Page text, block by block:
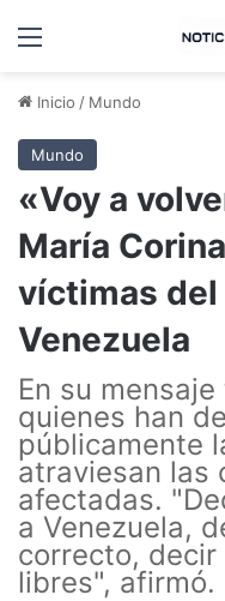
Menú
Inicio / Mundo
Mundo
«Voy a
María
víctimas
Venezuela
En su
quienes han
públicamente
atraviesan las
afectadas.
a Venezuela,
correcto, decir
libres", afirmó.